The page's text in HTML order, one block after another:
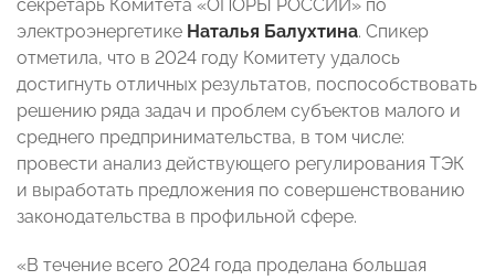
секретарь Комитета «ОПОРЫ РОССИИ» по
электроэнергетике Наталья Балухтина. Спикер
отметила, что в 2024 году Комитету удалось
достигнуть отличных результатов, поспособствовать
решению ряда задач и проблем субъектов малого и
среднего предпринимательства, в том числе:
провести анализ действующего регулирования ТЭК
и выработать предложения по совершенствованию
законодательства в профильной сфере.
«В течение всего 2024 года проделана большая